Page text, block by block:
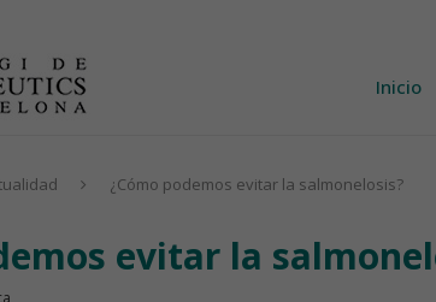
Inicio
¿Cómo podemos evitar la salmonelosis?
evitar la